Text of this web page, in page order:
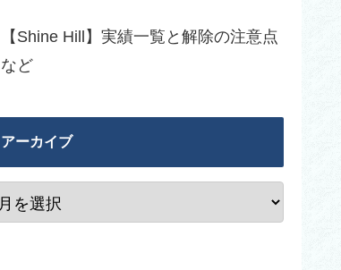
【Shine Hill】実績一覧と解除の注意点
など
アーカイブ